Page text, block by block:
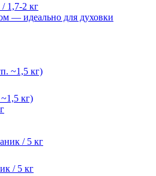
1,7-2 кг
— идеально для духовки
кг)
/ 5 кг